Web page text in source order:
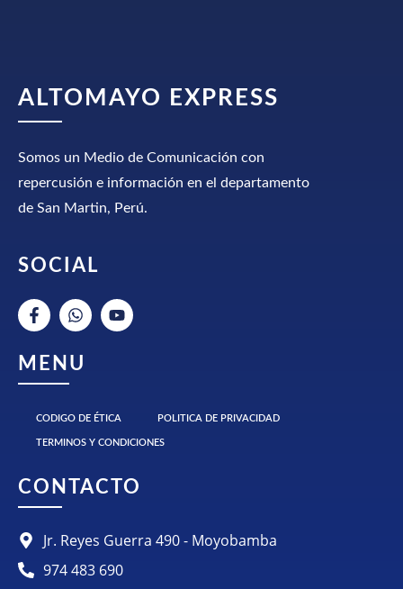
ALTOMAYO EXPRESS
Somos un Medio de Comunicación con
repercusión e información en el departamento
de San Martin, Perú.
SOCIAL
MENU
CODIGO DE ÉTICA POLITICA DE PRIVACIDAD
TERMINOS Y CONDICIONES
CONTACTO
Jr. Reyes Guerra 490 - Moyobamba
974 483 690